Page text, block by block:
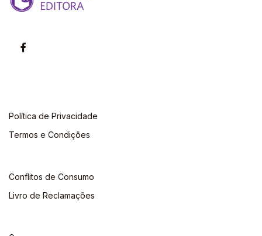
Política de Privacidade
Termos e Condições
Conflitos de Consumo
Livro de Reclamações